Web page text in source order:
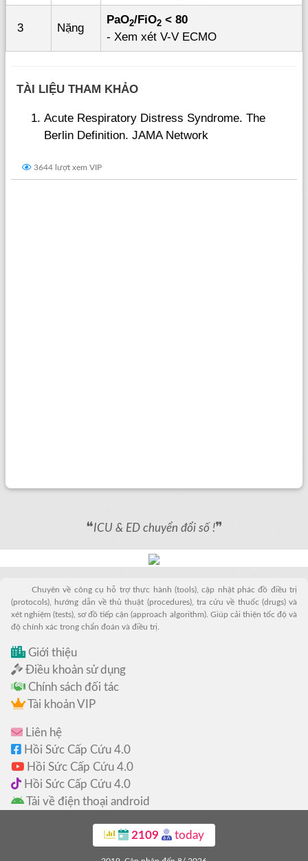
3 Nặng
PaO2/FiO2 < 80
- Xem xét V-V ECMO
TÀI LIỆU THAM KHẢO
Acute Respiratory Distress Syndrome. The
Berlin Definition. JAMA Network
3644 lượt xem VIP
❝ICU & ED chuyển đổi số !❞
Chuyên về công cụ hỗ trợ thực hành (tools), cập nhật phác đồ điều trị
(protocols), hướng dẫn về thủ thuật (procedures), tra cứu về thuốc (drugs) và
xét nghiệm (tests), sơ đồ tiếp cận (approach algorithm). Giúp cải thiện tốc độ và
độ chính xác trong chẩn đoán và điều trị.
Giới thiệu
Điều khoản sử dụng
Chính sách đối tác
Tài khoản VIP
Liên hệ
Hồi Sức Cấp Cứu 4.0
Hồi Sức Cấp Cứu 4.0
Hồi Sức Cấp Cứu 4.0
Tải về điện thoại android
2109 today